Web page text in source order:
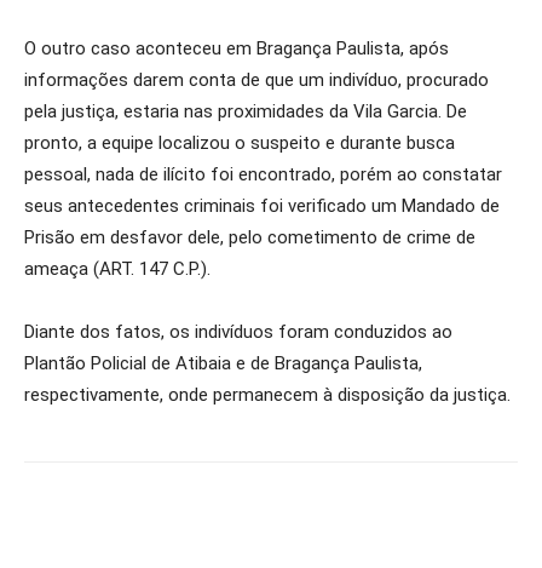
O outro caso aconteceu em Bragança Paulista, após
informações darem conta de que um indivíduo, procurado
pela justiça, estaria nas proximidades da Vila Garcia. De
pronto, a equipe localizou o suspeito e durante busca
pessoal, nada de ilícito foi encontrado, porém ao constatar
seus antecedentes criminais foi verificado um Mandado de
Prisão em desfavor dele, pelo cometimento de crime de
ameaça (ART. 147 C.P.).
Diante dos fatos, os indivíduos foram conduzidos ao
Plantão Policial de Atibaia e de Bragança Paulista,
respectivamente, onde permanecem à disposição da justiça.